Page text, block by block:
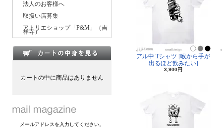
法人のお客様へ
取扱い店募集
アトリエショップ「P&M」（吉
祥寺）
カートの中に商品はありません
メールアドレスを入力してください。
アル中 Tシャツ [喉から手が
出るほど飲みたい]
3,900円